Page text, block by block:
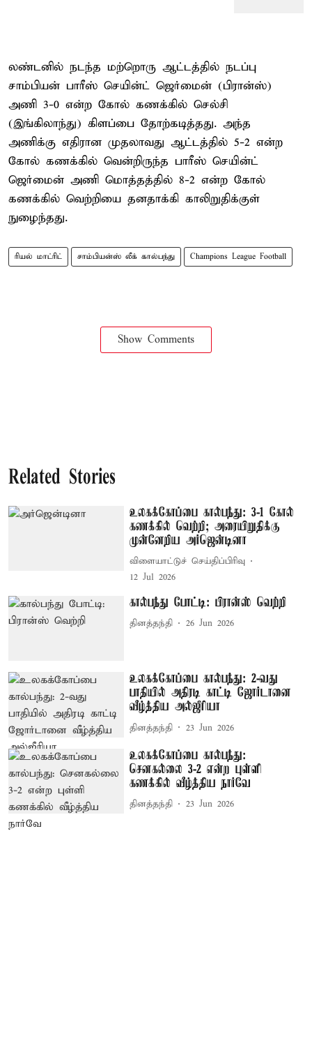
லண்டனில் நடந்த மற்றொரு ஆட்டத்தில் நடப்பு
சாம்பியன் பாரீஸ் செயின்ட் ஜெர்மைன் (பிரான்ஸ்)
அணி 3-0 என்ற கோல் கணக்கில் செல்சி
(இங்கிலாந்து) கிளப்பை தோற்கடித்தது. அந்த
அணிக்கு எதிரான முதலாவது ஆட்டத்தில் 5-2 என்ற
கோல் கணக்கில் வென்றிருந்த பாரீஸ் செயின்ட்
ஜெர்மைன் அணி மொத்தத்தில் 8-2 என்ற கோல்
கணக்கில் வெற்றியை தனதாக்கி காலிறுதிக்குள்
நுழைந்தது.
ரியல் மாட்ரிட் சாம்பியன்ஸ் லீக் கால்பந்து Champions League Football
Show Comments
Related Stories
உலகக்கோப்பை கால்பந்து: 3-1 கோல்
கணக்கில் வெற்றி; அரையிறுதிக்கு
முன்னேறிய அர்ஜென்டினா
விளையாட்டுச் செய்திப்பிரிவு
12 Jul 2026
கால்பந்து போட்டி: பிரான்ஸ் வெற்றி
தினத்தந்தி 26 Jun 2026
உலகக்கோப்பை கால்பந்து: 2-வது
பாதியில் அதிரடி காட்டி ஜோர்டானை
வீழ்த்திய அல்ஜீரியா
தினத்தந்தி 23 Jun 2026
உலகக்கோப்பை கால்பந்து:
செனகல்லை 3-2 என்ற புள்ளி
கணக்கில் வீழ்த்திய நார்வே
தினத்தந்தி 23 Jun 2026